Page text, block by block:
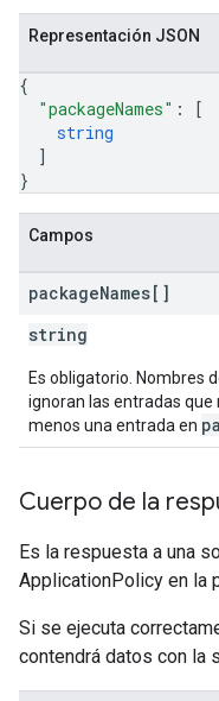
Representación JSON
{
"packageNames" :
[
string
]
}
Campos
packageNames[]
string
Es obligatorio. Nombres
ignoran las entradas que
menos una entrada en
Cuerpo de la
Es la respuesta a una
ApplicationPolicy en la
Si se ejecuta
contendrá datos con la